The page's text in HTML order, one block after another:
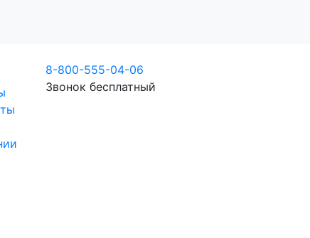
8-800-555-04-06
Звонок бесплатный